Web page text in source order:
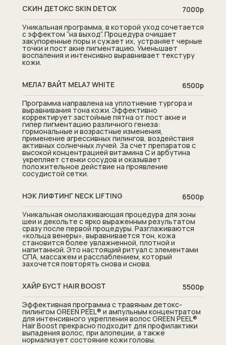
СКИН ДЕТОКС SKIN DETOX
7000р
Уникальная программа, в которой уход сочетается
с эффектом “на выход”. Процедура очищает
закупоренные поры и сужает их, устраняет черные
точки и пост акне пигментацию. Уменьшает
воспаления и интенсивно выравнивает текстуру
кожи.
МЕЛА7 ВАЙТ MELA7 WHITE
6500р
Программа направлена на уплотнение тургора и
выравнивания тона кожи. Эффективно
корректирует застойные пятна от пост акне и
гипер пигментацию различного генеза:
гормональные и возрастные изменения,
применение агрессивных пилингов, воздействия
активных солнечных лучей. За счет препаратов с
высокой концентрацией витамина С и арбутина
укрепляет стенки сосудов и оказывает
положительное действие на проявление
сосудистой сетки.
НЭК ЛИФТИНГ NECK LIFTING
6500р
Уникальная омолаживающая процедура для зоны
шеи и декольте с ярко выраженным результатом
сразу после первой процедуры. Разглаживаются
«кольца венеры», выравнивается тон, кожа
становится более увлажненной, плотной и
напитанной. Это настоящий ритуал с элементами
СПА, массажем и расслаблением, который
захочется повторять снова и снова.
ХАЙР БУСТ HAIR BOOST
5500р
Эффективная программа с травяным детокс-
пилингом GREEN PEEL® и ампульным концентратом
для интенсивного укрепления волос GREEN PEEL®
Hair Boost прекрасно подходит для профилактики
выпадения волос, при алопеции, а также
нормализует состояние кожи головы.